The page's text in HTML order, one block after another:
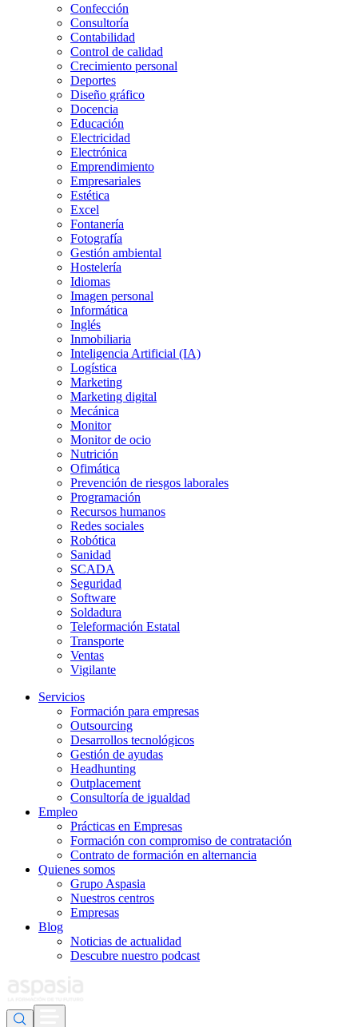
Confección
Consultoría
Contabilidad
Control de calidad
Crecimiento personal
Deportes
Diseño gráfico
Docencia
Educación
Electricidad
Electrónica
Emprendimiento
Empresariales
Estética
Excel
Fontanería
Fotografía
Gestión ambiental
Hostelería
Idiomas
Imagen personal
Informática
Inglés
Inmobiliaria
Inteligencia Artificial (IA)
Logística
Marketing
Marketing digital
Mecánica
Monitor
Monitor de ocio
Nutrición
Ofimática
Prevención de riesgos laborales
Programación
Recursos humanos
Redes sociales
Robótica
Sanidad
SCADA
Seguridad
Software
Soldadura
Teleformación Estatal
Transporte
Ventas
Vigilante
Servicios
Formación para empresas
Outsourcing
Desarrollos tecnológicos
Gestión de ayudas
Headhunting
Outplacement
Consultoría de igualdad
Empleo
Prácticas en Empresas
Formación con compromiso de contratación
Contrato de formación en alternancia
Quienes somos
Grupo Aspasia
Nuestros centros
Empresas
Blog
Noticias de actualidad
Descubre nuestro podcast